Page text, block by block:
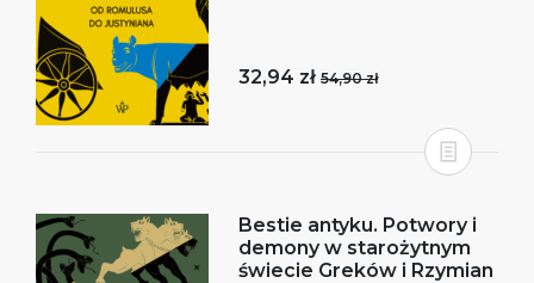
32,94 zł 54,90 zł
Bestie antyku. Potwory i
demony w starożytnym
świecie Greków i Rzymian